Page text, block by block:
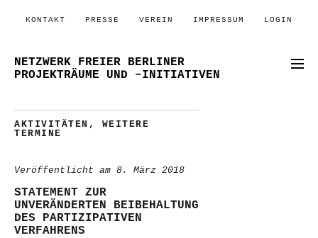
KONTAKT PRESSE VEREIN IMPRESSUM LOGIN
NETZWERK FREIER BERLINER
PROJEKTRÄUME UND –INITIATIVEN
AKTIVITÄTEN , WEITERE
TERMINE
Veröffentlicht am 8. März 2018
STATEMENT ZUR
UNVERÄNDERTEN BEIBEHALTUNG
DES PARTIZIPATIVEN
VERFAHRENS